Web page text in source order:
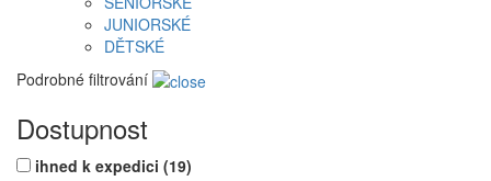
JUNIORSKÉ
DĚTSKÉ
Podrobné filtrování
Dostupnost
ihned k expedici (19)